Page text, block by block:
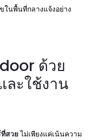
ในพื้นที่กลางแจ้งอย่าง
ด้วย
ละใช้งาน
สวยไม่เพียงแค่เน้นความ